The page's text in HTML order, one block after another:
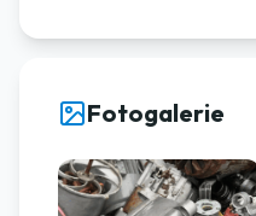
Fotogalerie